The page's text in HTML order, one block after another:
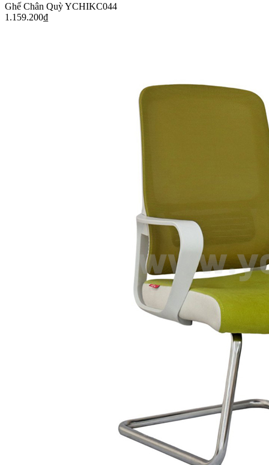
Ghế Chân Quỳ YCHIKC044
1.159.200₫